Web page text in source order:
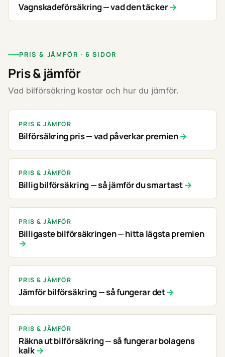
Vagnskadeförsäkring — vad den täcker
PRIS & JÄMFÖR · 6 SIDOR
Pris & jämför
Vad bilförsäkring kostar och hur du jämför.
PRIS & JÄMFÖR
Bilförsäkring pris — vad påverkar premien
PRIS & JÄMFÖR
Billig bilförsäkring — så jämför du smartast
PRIS & JÄMFÖR
Billigaste bilförsäkringen — hitta lägsta premien
PRIS & JÄMFÖR
Jämför bilförsäkring — så fungerar det
PRIS & JÄMFÖR
Räkna ut bilförsäkring — så fungerar bolagens
kalk